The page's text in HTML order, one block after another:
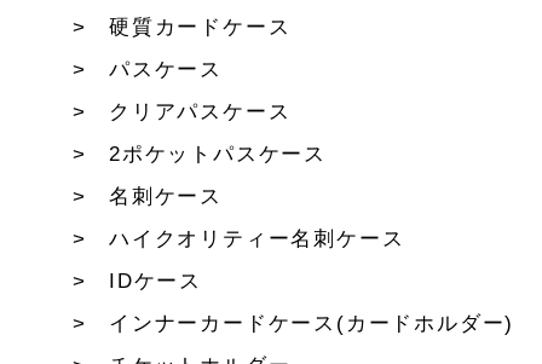
硬質カードケース
パスケース
クリアパスケース
2ポケットパスケース
名刺ケース
ハイクオリティー名刺ケース
IDケース
インナーカードケース(カードホルダー)